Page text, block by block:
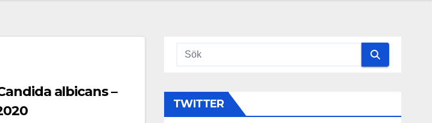
albicans –
TWITTER